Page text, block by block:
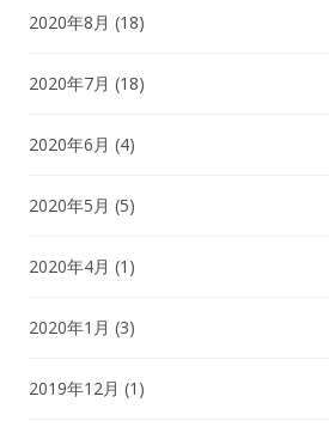
2020年8月 (18)
2020年7月 (18)
2020年6月 (4)
2020年5月 (5)
2020年4月 (1)
2020年1月 (3)
2019年12月 (1)